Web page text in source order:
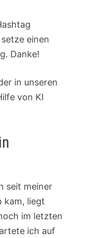
einen
Danke!
in unseren
von KI
seit meiner
kam, liegt
im letzten
ich auf